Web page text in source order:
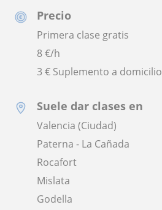
Precio
Primera clase gratis
8€/h
3 € Suplemento a domicilio
Suele dar clases en
Valencia (Ciudad)
Paterna - La Cañada
Rocafort
Mislata
Godella